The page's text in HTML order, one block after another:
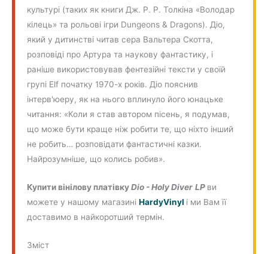
культурі (таких як книги Дж. Р. Р. Толкіна «Володар
кілець» та рольові ігри Dungeons & Dragons). Діо,
який у дитинстві читав сера Вальтера Скотта,
розповіді про Артура та наукову фантастику, і
раніше використовував фентезійні тексти у своїй
групі Elf початку 1970-х років. Діо пояснив
інтерв'юеру, як на нього вплинуло його юнацьке
читання: «Коли я став автором пісень, я подумав,
що може бути краще ніж робити те, що ніхто інший
не робить… розповідати фантастичні казки.
Найрозумніше, що колись робив».
Купити вінілову платівкуDio - Holy Diver LP ви
можете у нашому магазиніHardyVinyl і ми Вам її
доставимо в найкоротший термін.
Зміст